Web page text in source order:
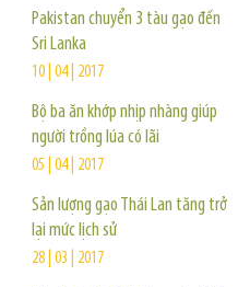
Pakistan chuyển 3 tàu gạo đến
Sri Lanka
10 | 04 | 2017
Bộ ba ăn khớp nhịp nhàng giúp
người trồng lúa có lãi
05 | 04 | 2017
Sản lượng gạo Thái Lan tăng trở
lại mức lịch sử
28 | 03 | 2017